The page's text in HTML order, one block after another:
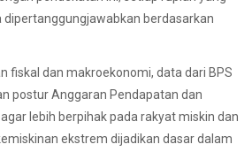
dipertanggungjawabkan berdasarkan
fiskal dan makroekonomi, data dari BPS
postur Anggaran Pendapatan dan
lebih berpihak pada rakyat miskin dan
ekstrem dijadikan dasar dalam